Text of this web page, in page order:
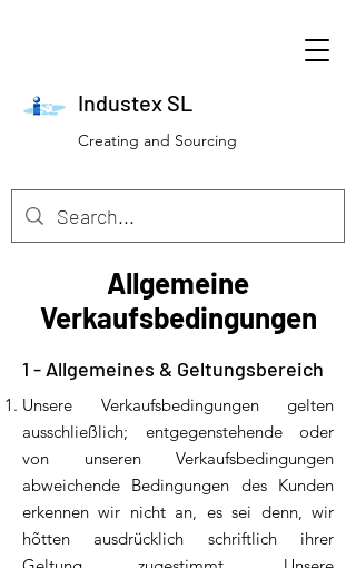
Industex SL
Creating and Sourcing
Allgemeine
Verkaufsbedingungen
1 - Allgemeines & Geltungsbereich
Unsere Verkaufsbedingungen gelten
ausschließlich; entgegenstehende oder
von unseren Verkaufsbedingungen
abweichende Bedingungen des Kunden
erkennen wir nicht an, es sei denn, wir
hõtten ausdrücklich schriftlich ihrer